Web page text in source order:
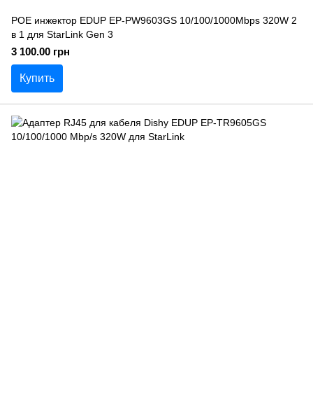
POE инжектор EDUP EP-PW9603GS 10/100/1000Mbps 320W 2
в 1 для StarLink Gen 3
3 100.00 грн
Купить